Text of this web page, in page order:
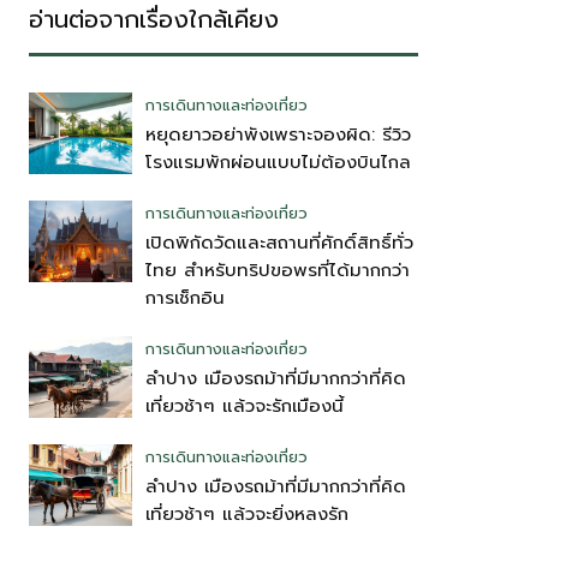
อ่านต่อจากเรื่องใกล้เคียง
การเดินทางและท่องเที่ยว
หยุดยาวอย่าพังเพราะจองผิด: รีวิว
โรงแรมพักผ่อนแบบไม่ต้องบินไกล
การเดินทางและท่องเที่ยว
เปิดพิกัดวัดและสถานที่ศักดิ์สิทธิ์ทั่ว
ไทย สำหรับทริปขอพรที่ได้มากกว่า
การเช็กอิน
การเดินทางและท่องเที่ยว
ลำปาง เมืองรถม้าที่มีมากกว่าที่คิด
เที่ยวช้าๆ แล้วจะรักเมืองนี้
การเดินทางและท่องเที่ยว
ลำปาง เมืองรถม้าที่มีมากกว่าที่คิด
เที่ยวช้าๆ แล้วจะยิ่งหลงรัก